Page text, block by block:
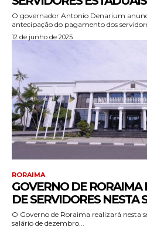
O governador Antonio Denarium
antecipação do pagamento dos
12 de junho de 2025
RORAIMA
GOVERNO DE RORAIMA
DE SERVIDORES NESTA
O Governo de Roraima realizará nesta
salário de dezembro...